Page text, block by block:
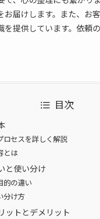
届けします。また、お
提供しています。依頼
目次
ロセスを詳しく解説
とは
と使い分け
的の違い
分け方
ットとデメリット